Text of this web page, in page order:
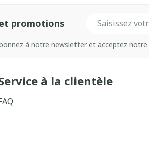
promotions
à notre newsletter et acceptez notre
à la clientèle